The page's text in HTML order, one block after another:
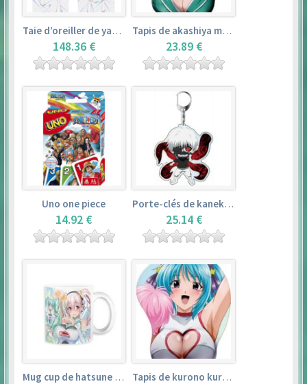
Taie d’oreiller de yamada elf – eromanga sensei
148.36 €
Tapis de akashiya moka – rosario + vampire
23.89 €
Uno one piece
14.92 €
Porte-clés de kaneki ken – tokyo ghoul
25.14 €
Mug cup de hatsune miku & super sonico – vocaloid Tapis de kurono kurumu – rosario + vampire